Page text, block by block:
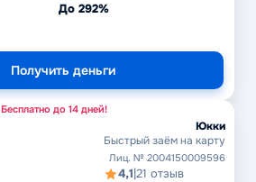
До 292%
Получить деньги
Бесплатно до 14 дней!
Юкки
Быстрый заём на карту
Лиц. № 2004150009596
4,1|21 отзыв